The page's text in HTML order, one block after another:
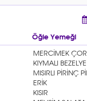
Öğle Yemeği